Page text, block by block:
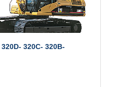
320C- 320B-